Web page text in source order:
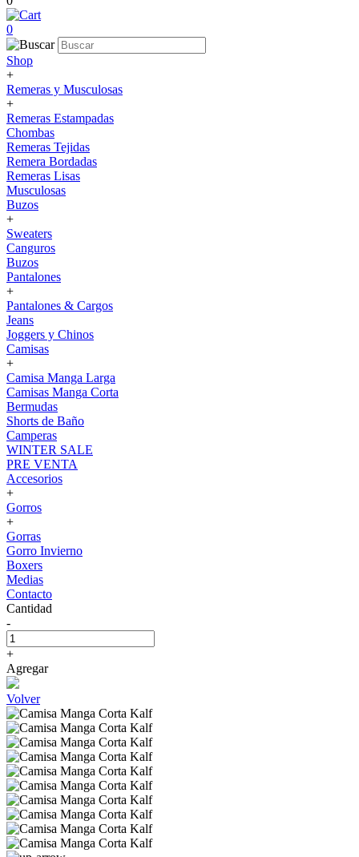
0
Shop
+
Remeras y Musculosas
+
Remeras Estampadas
Chombas
Remeras Tejidas
Remera Bordadas
Remeras Lisas
Musculosas
Buzos
+
Sweaters
Canguros
Buzos
Pantalones
+
Pantalones & Cargos
Jeans
Joggers y Chinos
Camisas
+
Camisa Manga Larga
Camisas Manga Corta
Bermudas
Shorts de Baño
Camperas
WINTER SALE
PRE VENTA
Accesorios
+
Gorros
+
Gorras
Gorro Invierno
Boxers
Medias
Contacto
Cantidad
-
+
Agregar
Volver